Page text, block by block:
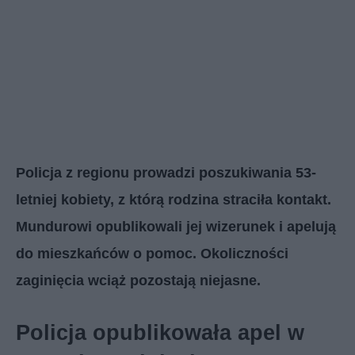
Policja z regionu prowadzi poszukiwania 53-
letniej kobiety, z którą rodzina straciła kontakt.
Mundurowi opublikowali jej wizerunek i apelują
do mieszkańców o pomoc. Okoliczności
zaginięcia wciąż pozostają niejasne.
Policja opublikowała apel w